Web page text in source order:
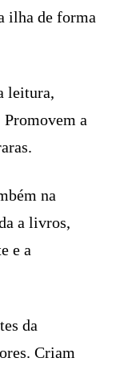
ilha de forma
leitura,
a
na
a livros,
e a
da
Criam